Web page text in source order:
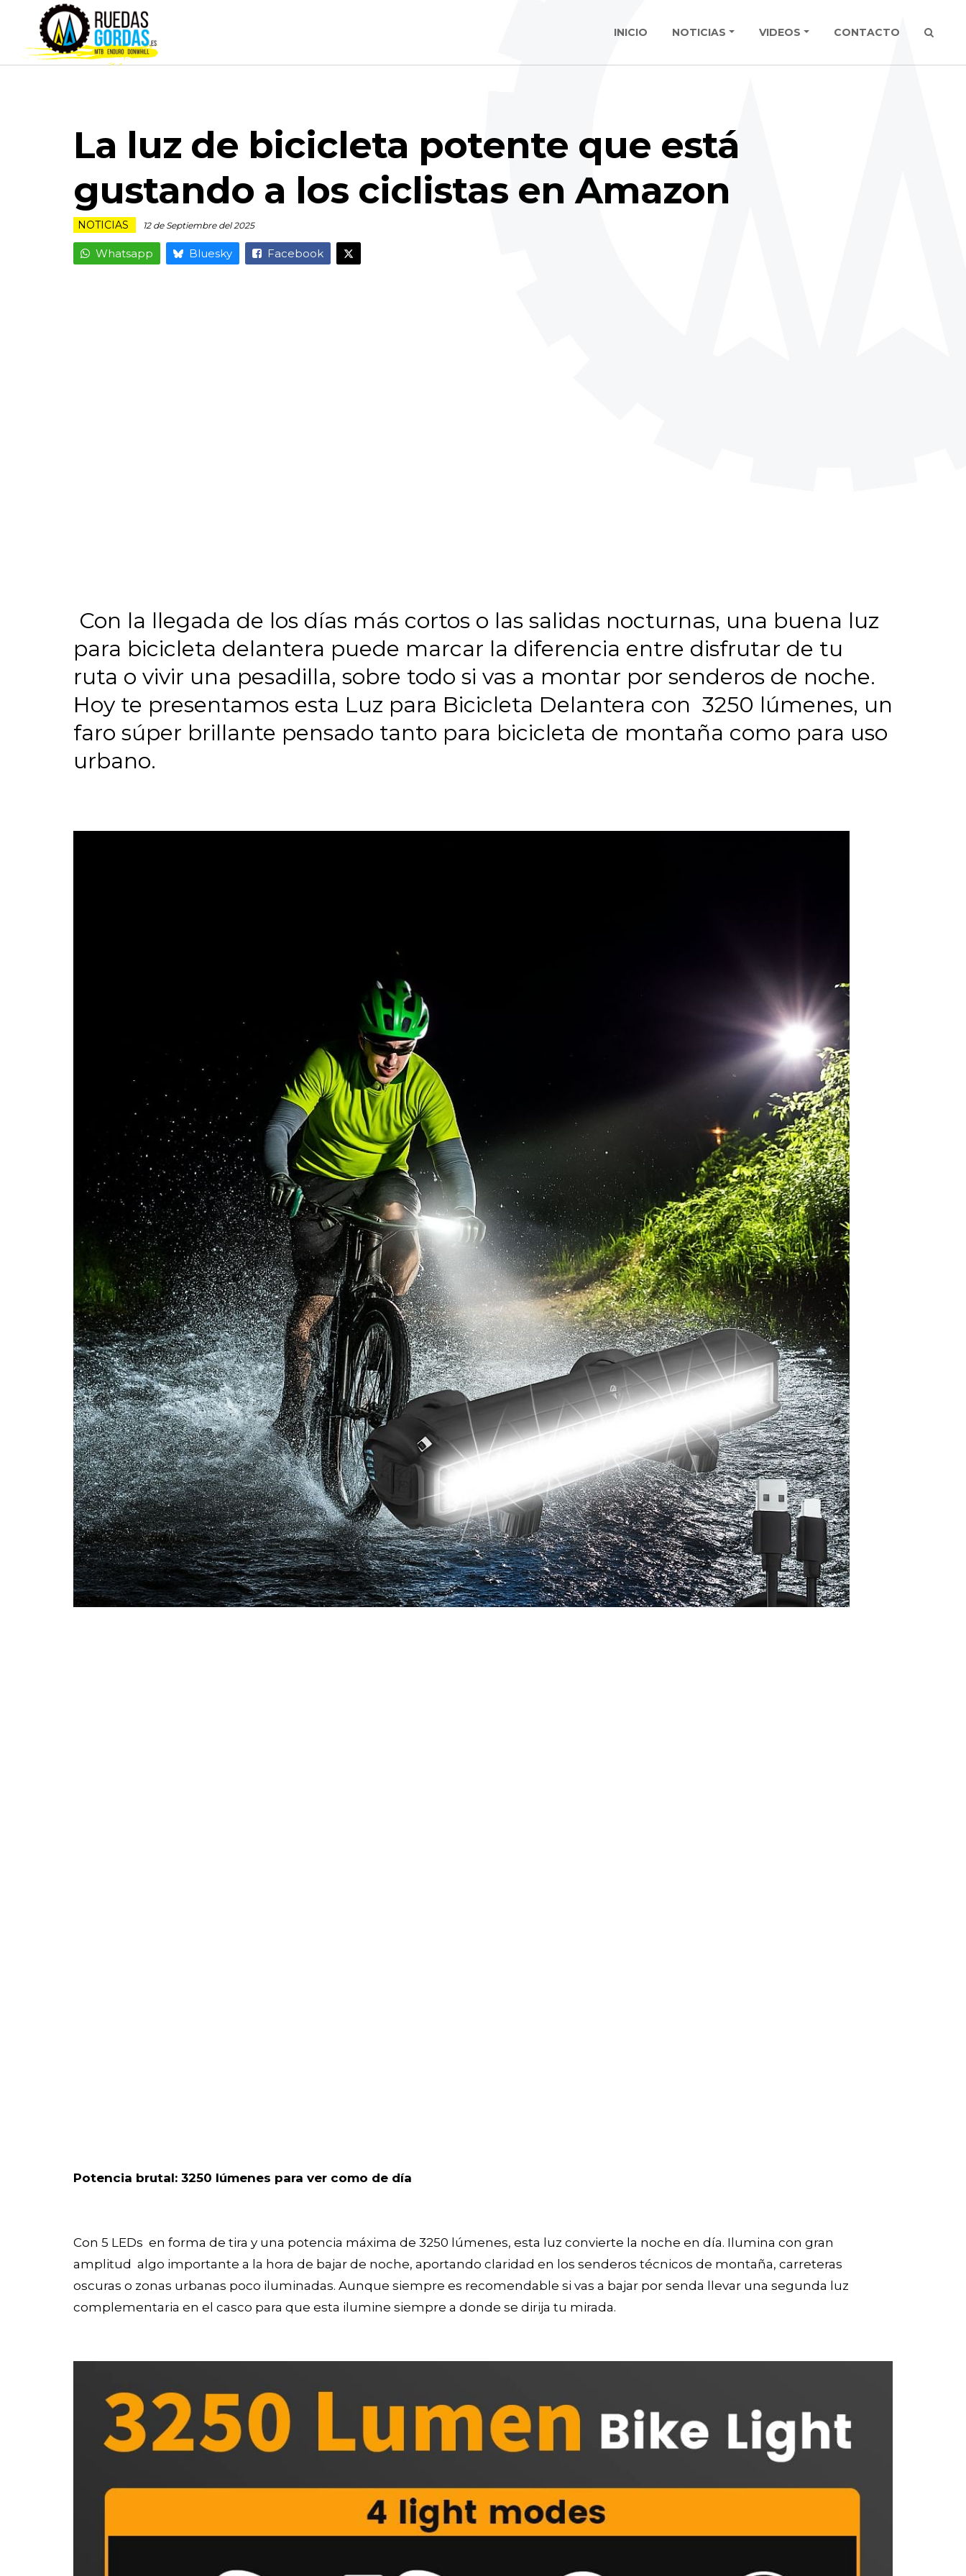
INICIO NOTICIAS VIDEOS CONTACTO
La luz de bicicleta potente que está
gustando a los ciclistas en Amazon
NOTICIAS 12 de Septiembre del 2025
Whatsapp Bluesky Facebook
Con la llegada de los días más cortos o las salidas nocturnas, una buena luz
para bicicleta delantera puede marcar la diferencia entre disfrutar de tu
ruta o vivir una pesadilla, sobre todo si vas a montar por senderos de noche.
Hoy te presentamos esta Luz para Bicicleta Delantera con 3250 lúmenes, un
faro súper brillante pensado tanto para bicicleta de montaña como para uso
urbano.
Potencia brutal: 3250 lúmenes para ver como de día
Con 5 LEDs en forma de tira y una potencia máxima de 3250 lúmenes, esta luz convierte la noche en día. Ilumina con gran
amplitud algo importante a la hora de bajar de noche, aportando claridad en los senderos técnicos de montaña, carreteras
oscuras o zonas urbanas poco iluminadas. Aunque siempre es recomendable si vas a bajar por senda llevar una segunda luz
complementaria en el casco para que esta ilumine siempre a donde se dirija tu mirada.